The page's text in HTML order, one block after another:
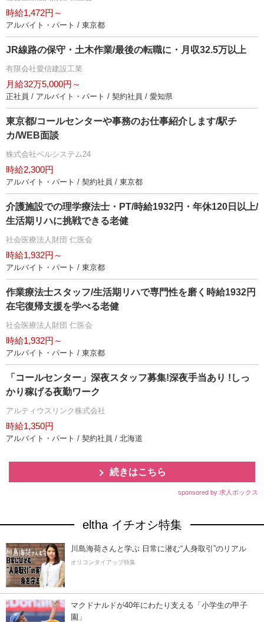
時給1,472円～
アルバイト・パート / 東京都
JR線路の保守・土木作業/最後の転職に・月収32.5万以上
有限会社愛信建設工業
月給32万5,000円～
正社員 / アルバイト・パート / 契約社員 / 愛知県
東京都/コールセンターや事務のお仕事紹介します/駅チ
カ/WEB面談
株式会社ベルシステム24
時給2,300円
アルバイト・パート / 契約社員 / 東京都
介護施設での理学療法士・PT/時給1932円・年休120日以上/
生活期リハに挑戦できる老健
社会医療法人財団 仁医会
時給1,932円～
アルバイト・パート / 東京都
作業療法士スタッフ/生活期リハで専門性を磨く時給1932円
在宅復帰支援を学べる老健
社会医療法人財団 仁医会
時給1,932円～
アルバイト・パート / 東京都
「コールセンター」深夜スタッフ募集!深夜手当あり !しっ
かり稼げる夜勤ワーク
アルティウスリンク株式会社
時給1,350円
アルバイト・パート / 契約社員 / 北海道
続きはこちら
sponsored by 求人ボックス
eltha イチオシ特集
川島海荷さんと学ぶ 日常に潜む“人身取引”のリアル
オリコンタイアップ特集
マクドナルドが40年にわたり支える「小学生の甲子
園」